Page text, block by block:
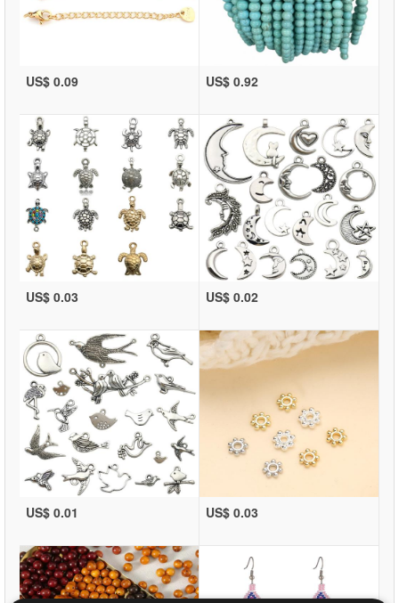
US$ 0.09 US$ 0.92
US$ 0.03 US$ 0.02
US$ 0.01 US$ 0.03